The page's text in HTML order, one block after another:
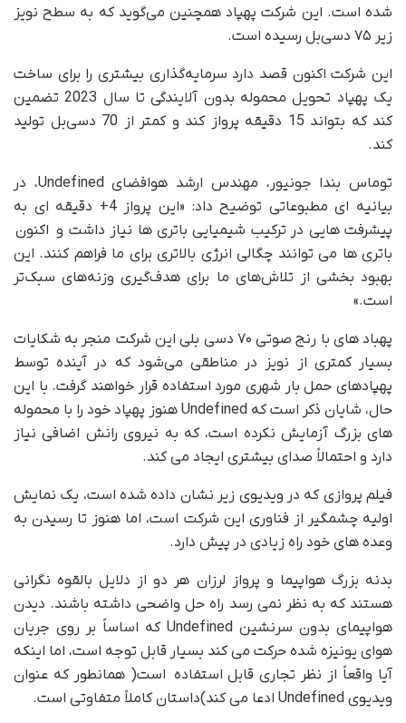
شده است. این شرکت پهپاد همچنین می‌گوید که به سطح نویز
زیر ۷۵ دسی‌بل رسیده است.
این شرکت اکنون قصد دارد سرمایه‌گذاری بیشتری را برای ساخت
یک پهپاد تحویل محموله بدون آلایندگی تا سال 2023 تضمین
کند که بتواند 15 دقیقه پرواز کند و کمتر از 70 دسی‌بل تولید
کند.
توماس بندا جونیور، مهندس ارشد هوافضای Undefined، در
بیانیه ای مطبوعاتی توضیح داد: «این پرواز 4+ دقیقه ای به
پیشرفت هایی در ترکیب شیمیایی باتری ها نیاز داشت و اکنون
باتری ها می توانند چگالی انرژی بالاتری برای ما فراهم کنند. این
بهبود بخشی از تلاش‌های ما برای هدف‌گیری وزنه‌های سبک‌تر
است.»
پهباد های با رنج صوتی ۷۰ دسی بلی این شرکت منجر به شکایات
بسیار کمتری از نویز در مناطقی می‌شود که در آینده توسط
پهپادهای حمل بار شهری مورد استفاده قرار خواهند گرفت. با این
حال، شایان ذکر است که Undefined هنوز پهپاد خود را با محموله
های بزرگ آزمایش نکرده است، که به نیروی رانش اضافی نیاز
دارد و احتمالاً صدای بیشتری ایجاد می کند.
فیلم پروازی که در ویدیوی زیر نشان داده شده است، یک نمایش
اولیه چشمگیر از فناوری این شرکت است، اما هنوز تا رسیدن به
وعده های خود راه زیادی در پیش دارد.
بدنه بزرگ هواپیما و پرواز لرزان هر دو از دلایل بالقوه نگرانی
هستند که به نظر نمی رسد راه حل واضحی داشته باشند. دیدن
هواپیمای بدون سرنشین Undefined که اساساً بر روی جریان
هوای یونیزه شده حرکت می کند بسیار قابل توجه است، اما اینکه
آیا واقعاً از نظر تجاری قابل استفاده است( همانطور که عنوان
ویدیوی Undefined ادعا می کند)داستان کاملاً متفاوتی است.